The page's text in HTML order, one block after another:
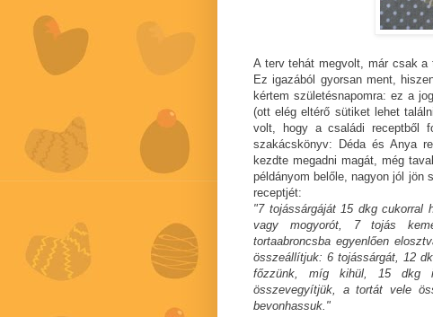
A terv tehát megvolt, már csak a
Ez igazából gyorsan ment,
kértem születésnapomra: ez a
(ott elég eltérő sütiket lehet
volt, hogy a családi receptből
szakácskönyv: Déda és Anya
kezdte megadni magát, még
példányom belőle, nagyon jól jön
receptjét:
"7 tojássárgáját 15 dkg cukorral
vagy mogyorót, 7 tojás
tortaabroncsba egyenlően
összeállítjuk: 6 tojássárgát, 12
főzzünk, míg kihül, 15 dkg
összevegyítjük, a tortát vele
bevonhassuk."